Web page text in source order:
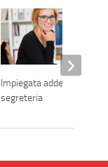
Impiegata addetta alla
segreteria